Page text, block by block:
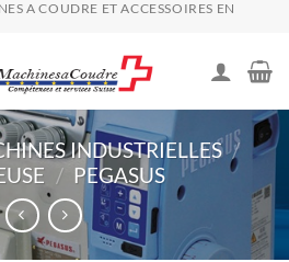
A COUDRE ET ACCESSOIRES EN
INDUSTRIELLES /
/ PEGASUS